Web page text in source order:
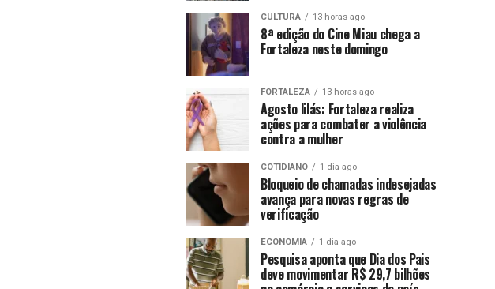
CULTURA 13 horas ago
8ª edição do Cine Miau chega a
Fortaleza neste domingo
FORTALEZA 13 horas ago
Agosto lilás: Fortaleza realiza
ações para combater a violência
contra a mulher
COTIDIANO 1 dia ago
Bloqueio de chamadas indesejadas
avança para novas regras de
verificação
ECONOMIA 1 dia ago
Pesquisa aponta que Dia dos Pais
deve movimentar R$ 29,7 bilhões